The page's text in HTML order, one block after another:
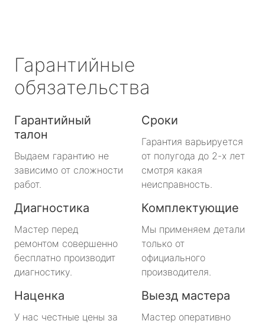
Гарантийные
обязательства
Гарантийный
талон
Выдаем гарантию не
зависимо от сложности
работ.
Сроки
Гарантия варьируется
от полугода до 2-х лет
смотря какая
неисправность.
Диагностика
Мастер перед
ремонтом совершенно
бесплатно производит
диагностику.
Комплектующие
Мы применяем детали
только от
официального
производителя.
Наценка
У нас честные цены за
Выезд мастера
Мастер оперативно